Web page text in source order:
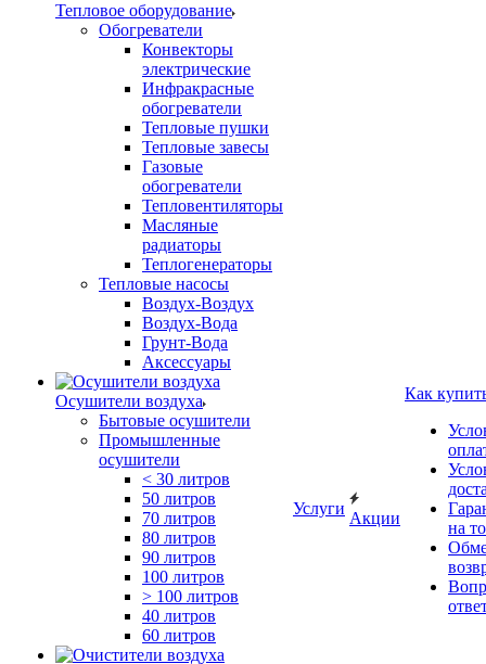
Тепловое оборудование
Обогреватели
Конвекторы
электрические
Инфракрасные
обогреватели
Тепловые пушки
Тепловые завесы
Газовые
обогреватели
Тепловентиляторы
Масляные
радиаторы
Теплогенераторы
Тепловые насосы
Воздух-Воздух
Воздух-Вода
Грунт-Вода
Аксессуары
Осушители воздуха
Бытовые осушители
Промышленные
осушители
< 30 литров
50 литров
70 литров
80 литров
90 литров
100 литров
> 100 литров
40 литров
60 литров
Услуги
Акции
Как
на